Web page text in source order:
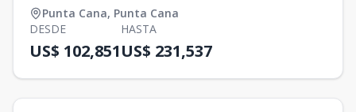
Punta Cana, Punta Cana
DESDE
US$ 102,851
HASTA
US$ 231,537